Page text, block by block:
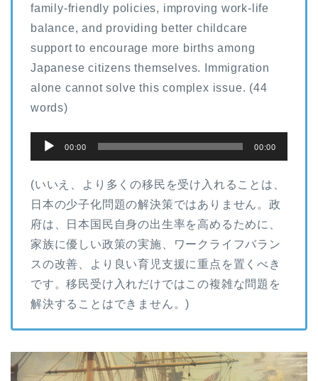
family-friendly policies, improving work-life
balance, and providing better childcare
support to encourage more births among
Japanese citizens themselves. Immigration
alone cannot solve this complex issue. (44
words)
声
プ
レ
ー
ヤ
ー
00:00 00:00
(いいえ、より多くの移民を受け入れることは、
日本の少子化問題の解決策ではありません。政
府は、日本国民自身の出生率を高めるために、
家族に優しい政策の実施、ワークライフバラン
スの改善、より良い育児支援に重点を置くべき
です。移民受け入れだけではこの複雑な問題を
解決することはできません。)